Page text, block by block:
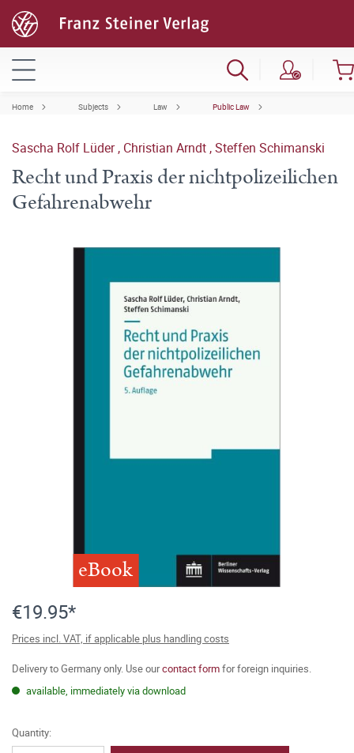
Home Subjects Law Public Law
Sascha Rolf Lüder, Christian Arndt ,Steffen Schimanski
Recht und Praxis der nichtpolizeilichen
Gefahrenabwehr
eBook
€19.95*
Prices incl. VAT, if applicable plus handling costs
Delivery to Germany only. Use ourcontact formfor foreign inquiries.
available, immediately via download
Quantity: